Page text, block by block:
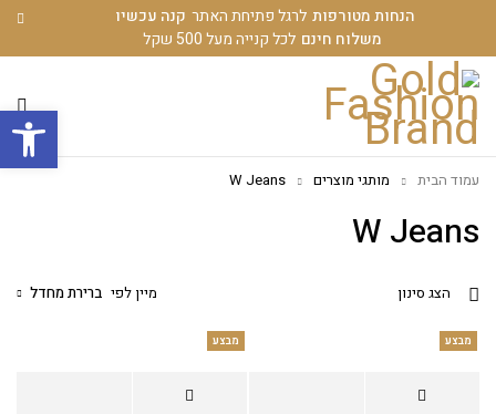
פתח
הנחות מטורפות לרגל פתיחת האתר קנה עכשיו
משלוח חינם לכל קנייה מעל 500 שקל
W Jeans
עמוד הבית מותגי מוצרים W Jeans
הצג סינון מיין לפי ברירת מחדל
מבצע מבצע